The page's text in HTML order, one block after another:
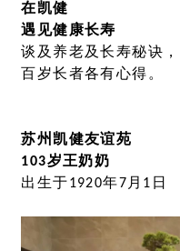
在凯健
遇见健康长寿
谈及养老及长寿秘诀，
百岁长者各有心得。
苏州凯健友谊苑
103岁王奶奶
出生于1920年7月1日